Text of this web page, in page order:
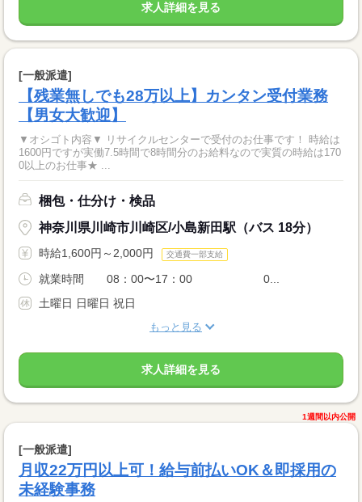
求人詳細を見る
[一般派遣]
【残業無しでも28万以上】カンタン受付業務
【男女大歓迎】
▼オシゴト内容▼ リサイクルセンターで受付のお仕事です！ 時給は
1600円ですが実働7.5時間で8時間分のお給料なので実質の時給は170
0以上のお仕事★ ...
梱包・仕分け・検品
神奈川県川崎市川崎区/小島新田駅（バス 18分）
時給1,600円～2,000円 交通費一部支給
就業時間 08：00〜17：00 0...
土曜日 日曜日 祝日
もっと見る
求人詳細を見る
1週間以内公開
[一般派遣]
月収22万円以上可！給与前払いOK＆即採用の
未経験事務